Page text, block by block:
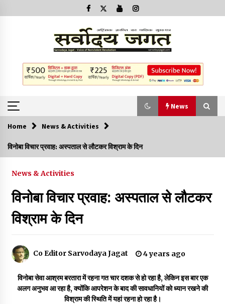
News
News
बनारस में अब सर्व सेवा संघ के मुख्य भवनों को ध्वस्त करने का खतरा
3 years ago
डॉक्टर अंबेडकर सामाजिक नवजागरण के अग्रदूत थे
सर्व सेवा संघ मुख्यालय में मनाई गई ज्योति बा फुले जयंती
Home News & Activities
विनोबा विचार प्रवाह: अस्पताल से लौटकर विश्राम के दिन
News & Activities
विनोबा विचार प्रवाह: अस्पताल से लौटकर
विश्राम के दिन
Co Editor Sarvodaya Jagat 4 years ago
विनोबा सेवा आश्रम बरतारा में रहना गत चार दशक से हो रहा है, लेकिन इस बार एक
अलग अनुभव आ रहा है, क्योंकि आपरेशन के बाद की सावधानियों को ध्यान रखने की
विश्राम की स्थिति में यहां रहना हो रहा है।